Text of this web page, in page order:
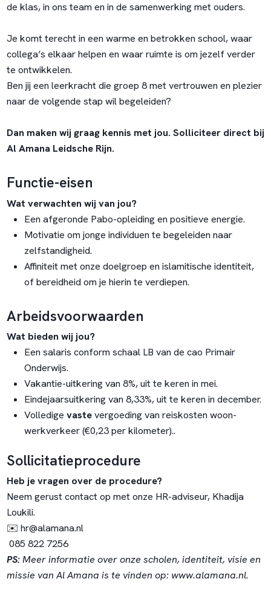
de klas, in ons team en in de samenwerking met ouders.
Je komt terecht in een warme en betrokken school, waar
collega’s elkaar helpen en waar ruimte is om jezelf verder
te ontwikkelen.
Ben jij een leerkracht die groep 8 met vertrouwen en plezier
naar de volgende stap wil begeleiden?
Dan maken wij graag kennis met jou. Solliciteer direct bij
Al Amana Leidsche Rijn.
Functie-eisen
Wat verwachten wij van jou?
Een afgeronde Pabo-opleiding en positieve energie.
Motivatie om jonge individuen te begeleiden naar
zelfstandigheid.
Affiniteit met onze doelgroep en islamitische identiteit,
of bereidheid om je hierin te verdiepen.
Arbeidsvoorwaarden
Wat bieden wij jou?
Een salaris conform schaal LB van de cao Primair
Onderwijs.
Vakantie-uitkering van 8%, uit te keren in mei.
Eindejaarsuitkering van 8,33%, uit te keren in december.
Volledige vastevergoeding van reiskosten woon-
werkverkeer (€0,23 per kilometer)..
Sollicitatieprocedure
Heb je vragen over de procedure?
Neem gerust contact op met onze HR-adviseur, Khadija
Loukili.
✉️ hr@alamana.nl
085 822 7256
PS:Meer informatie over onze scholen, identiteit, visie en
missie van Al Amana is te vinden op: www.alamana.nl.